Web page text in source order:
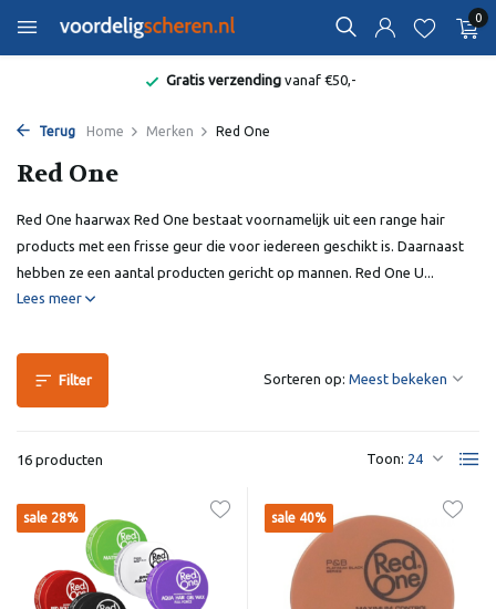
0
Bekend van de Radio
Terug Home Merken Red One
Red One
Red One haarwax Red One bestaat voornamelijk uit een range hair
products met een frisse geur die voor iedereen geschikt is. Daarnaast
hebben ze een aantal producten gericht op mannen. Red One U...
Lees meer
Filter
16 producten Toon:
Sorteren op:
sale 28% sale 40%